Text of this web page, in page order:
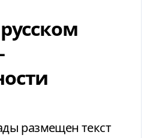
размещен текст